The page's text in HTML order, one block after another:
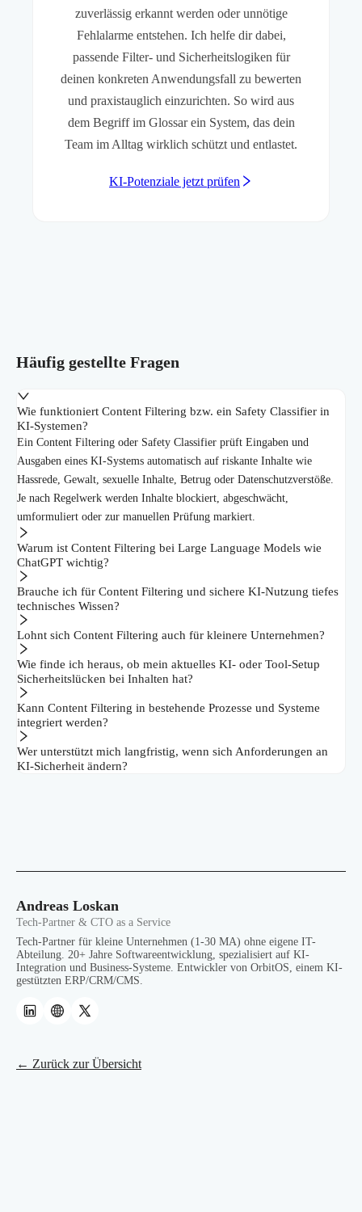
zuverlässig erkannt werden oder unnötige
Fehlalarme entstehen. Ich helfe dir dabei,
passende Filter- und Sicherheitslogiken für
deinen konkreten Anwendungsfall zu bewerten
und praxistauglich einzurichten. So wird aus
dem Begriff im Glossar ein System, das dein
Team im Alltag wirklich schützt und entlastet.
KI-Potenziale jetzt prüfen
Häufig gestellte Fragen
Wie funktioniert Content Filtering bzw. ein Safety Classifier in
KI-Systemen?
Ein Content Filtering oder Safety Classifier prüft Eingaben und
Ausgaben eines KI-Systems automatisch auf riskante Inhalte wie
Hassrede, Gewalt, sexuelle Inhalte, Betrug oder Datenschutzverstöße.
Je nach Regelwerk werden Inhalte blockiert, abgeschwächt,
umformuliert oder zur manuellen Prüfung markiert.
Warum ist Content Filtering bei Large Language Models wie
ChatGPT wichtig?
Brauche ich für Content Filtering und sichere KI-Nutzung tiefes
technisches Wissen?
Lohnt sich Content Filtering auch für kleinere Unternehmen?
Wie finde ich heraus, ob mein aktuelles KI- oder Tool-Setup
Sicherheitslücken bei Inhalten hat?
Kann Content Filtering in bestehende Prozesse und Systeme
integriert werden?
Wer unterstützt mich langfristig, wenn sich Anforderungen an
KI-Sicherheit ändern?
Andreas Loskan
Tech-Partner & CTO as a Service
Tech-Partner für kleine Unternehmen (1-30 MA) ohne eigene IT-
Abteilung. 20+ Jahre Softwareentwicklung, spezialisiert auf KI-
Integration und Business-Systeme. Entwickler von OrbitOS, einem KI-
gestützten ERP/CRM/CMS.
← Zurück zur Übersicht